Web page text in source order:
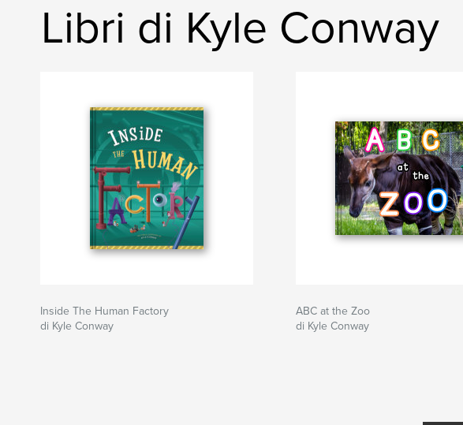
Libri di Kyle Conway
Inside The Human Factory
di Kyle Conway
ABC at the Zoo
di Kyle Conway